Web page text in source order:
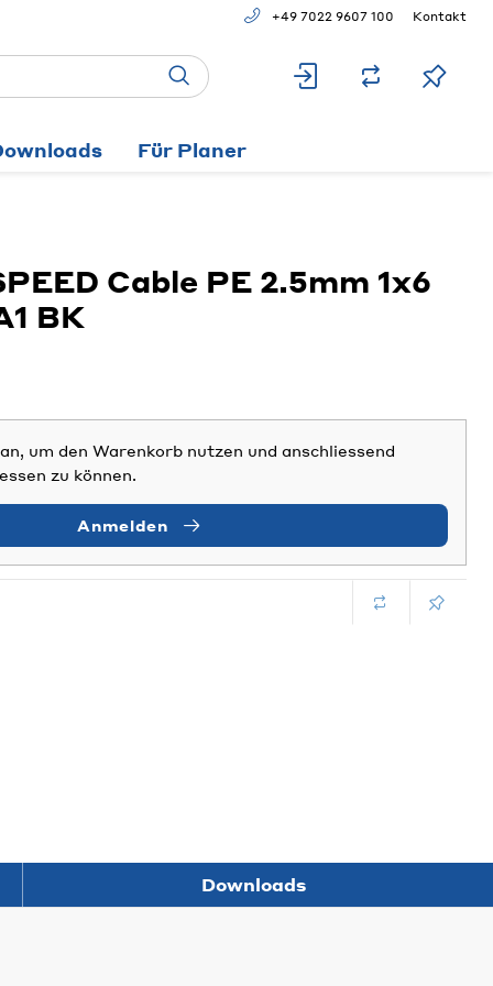
+49 7022 9607 100 Kontakt
Für Planer
Cable PE 2.5mm 1x6
BK
um den Warenkorb nutzen und anschliessend
zu können.
Anmelden
Downloads